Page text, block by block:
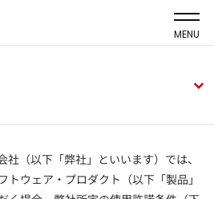
MENU
社（以下「弊社」といいます）では、
トウェア・プロダクト（以下「製品」